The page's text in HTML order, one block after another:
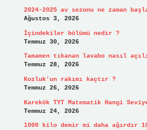
2024-2025 av sezonu ne zaman
Ağustos 3, 2026
İçindekiler bölümü nedir ?
Temmuz 30, 2026
Tamamen tıkanan lavabo nasıl
Temmuz 28, 2026
Kozluk’un rakımı kaçtır ?
Temmuz 26, 2026
Karekök TYT Matematik Hangi
Temmuz 24, 2026
1000 kilo demir mi daha ağırdır